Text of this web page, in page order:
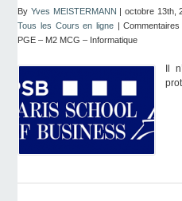
ByYves MEISTERMANN | octobre 13th,
Tous les Cours en ligne|
PGE – M2 MCG – Informatique
Il